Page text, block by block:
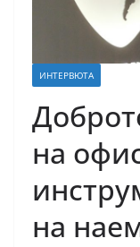
ИНТЕРВЮТА
на
на